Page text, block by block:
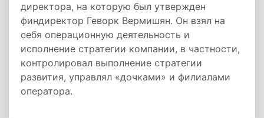
директора, на которую был утвержден
финдиректор Геворк Вермишян. Он взял на
себя операционную деятельность и
исполнение стратегии компании, в частности,
контролировал выполнение стратегии
развития, управлял «дочками» и филиалами
оператора.